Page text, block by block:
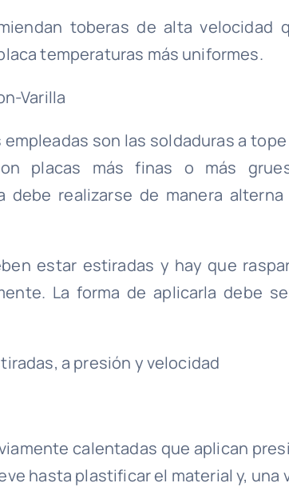
toberas de alta velocidad
temperaturas más uniformes.
son las soldaduras a
placas más finas o más
debe realizarse de manera alterna
estar estiradas y hay que
La forma de aplicarla debe
a presión y velocidad
calentadas que aplican
hasta plastificar el material y, una